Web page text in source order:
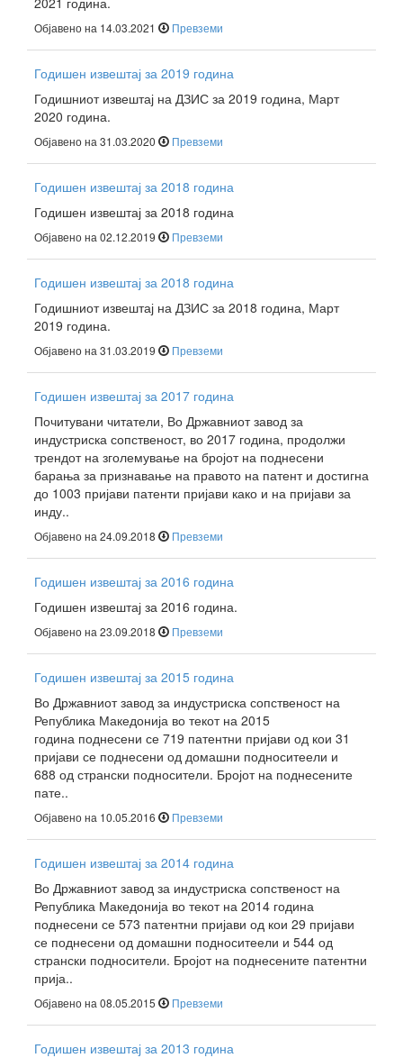
Објавено на 14.03.2021 Превземи
Годишен извештај за 2019 година
Годишниот извештај на ДЗИС за 2019 година, Март
2020 година.
Објавено на 31.03.2020 Превземи
Годишен извештај за 2018 година
Годишен извештај за 2018 година
Објавено на 02.12.2019 Превземи
Годишен извештај за 2018 година
Годишниот извештај на ДЗИС за 2018 година, Март
2019 година.
Објавено на 31.03.2019 Превземи
Годишен извештај за 2017 година
Почитувани читатели, Во Државниот завод за
индустриска сопственост, во 2017 година, продолжи
трендот на зголемување на бројот на поднесени
барања за признавање на правото на патент и достигна
до 1003 пријави патенти пријави како и на пријави за
инду..
Објавено на 24.09.2018 Превземи
Годишен извештај за 2016 година
Годишен извештај за 2016 година.
Објавено на 23.09.2018 Превземи
Годишен извештај за 2015 година
Во Државниот завод за индустриска сопственост на
Република Македонија во текот на 2015
година поднесени се 719 патентни пријави од кои 31
пријави се поднесени од домашни подноситеели и
688 од странски подносители. Бројот на поднесените
пате..
Објавено на 10.05.2016 Превземи
Годишен извештај за 2014 година
Во Државниот завод за индустриска сопственост на
Република Македонија во текот на 2014 година
поднесени се 573 патентни пријави од кои 29 пријави
се поднесени од домашни подноситеели и 544 од
странски подносители. Бројот на поднесените патентни
прија..
Објавено на 08.05.2015 Превземи
Годишен извештај за 2013 година